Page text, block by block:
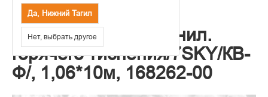
Да, Нижний Тагил
Нет, выбрать другое
Обои Индустрия винил.
горячего тиснения/7SKY/КВ-
Ф/, 1,06*10м, 168262-00